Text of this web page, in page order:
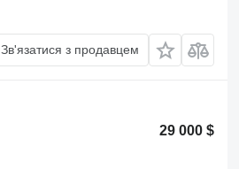
Зв'язатися з продавцем
29 000 $